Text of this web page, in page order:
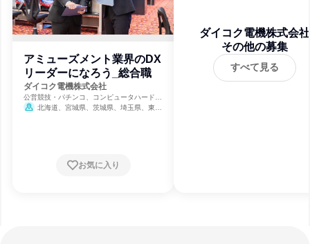
アミューズメント業界のDX
リーダーになろう_総合職
ダイコク電機株式会社
公営競技・パチンコ、コンピュータハードウ
ェア開発、ITサービス
北海道、宮城県、茨城県、埼玉県、東京
お気に入り
ダイコク電機株式会社
その他の募集
すべて見る